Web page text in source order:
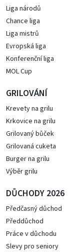
Liga národů
Chance liga
Liga mistrů
Evropská liga
Konferenční liga
MOL Cup
GRILOVÁNÍ
Krevety na grilu
Krkovice na grilu
Grilovaný bůček
Grilovaná cuketa
Burger na grilu
Výběr grilu
DŮCHODY 2026
Předčasný důchod
Předdůchod
Práce v důchodu
Slevy pro seniory